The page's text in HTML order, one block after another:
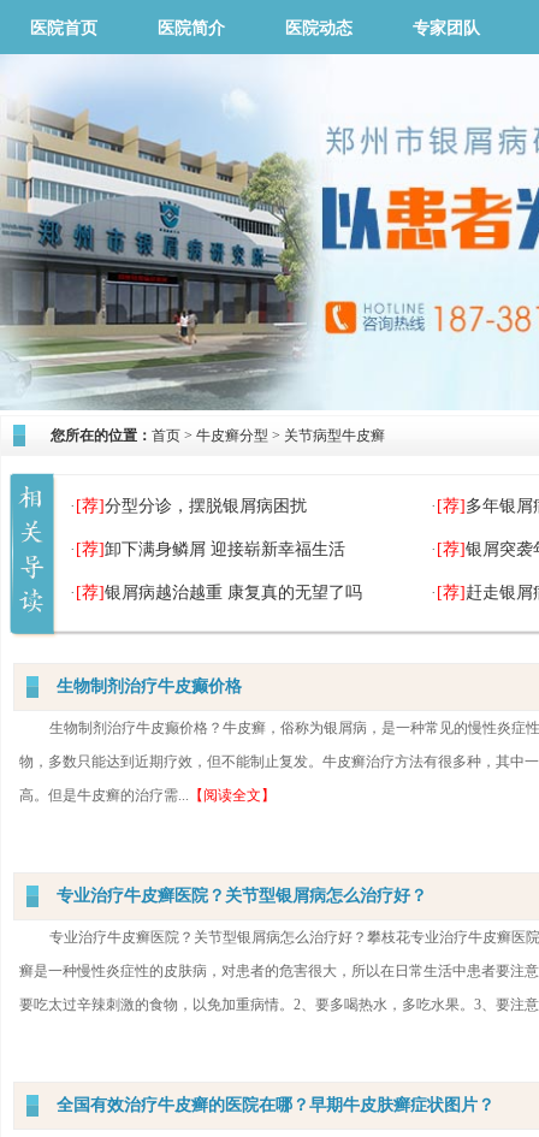
医院首页 医院简介 医院动态 专家团队
您所在的位置： 首页 > 牛皮癣分型 > 关节病型牛皮癣
· [荐]分型分诊，摆脱银屑病困扰 · [荐] 多年银屑
· [荐]卸下满身鳞屑 迎接崭新幸福生活 · [荐]银屑突袭
· [荐]银屑病越治越重 康复真的无望了吗 · [荐] 赶走银屑
生物制剂治疗牛皮癫价格
生物制剂治疗牛皮癫价格？牛皮癣，俗称为银屑病，是一种常见的慢性炎症
物，多数只能达到近期疗效，但不能制止复发。牛皮癣治疗方法有很多种，其中
高。但是牛皮癣的治疗需... 【阅读全文】
专业治疗牛皮癣医院？关节型银屑病怎么治疗好？
专业治疗牛皮癣医院？关节型银屑病怎么治疗好？攀枝花专业治疗牛皮癣医
癣是一种慢性炎症性的皮肤病，对患者的危害很大，所以在日常生活中患者要注
要吃太过辛辣刺激的食物，以免加重病情。2、要多喝热水，多吃水果。3、要注
全国有效治疗牛皮癣的医院在哪？早期牛皮肤癣症状图片？